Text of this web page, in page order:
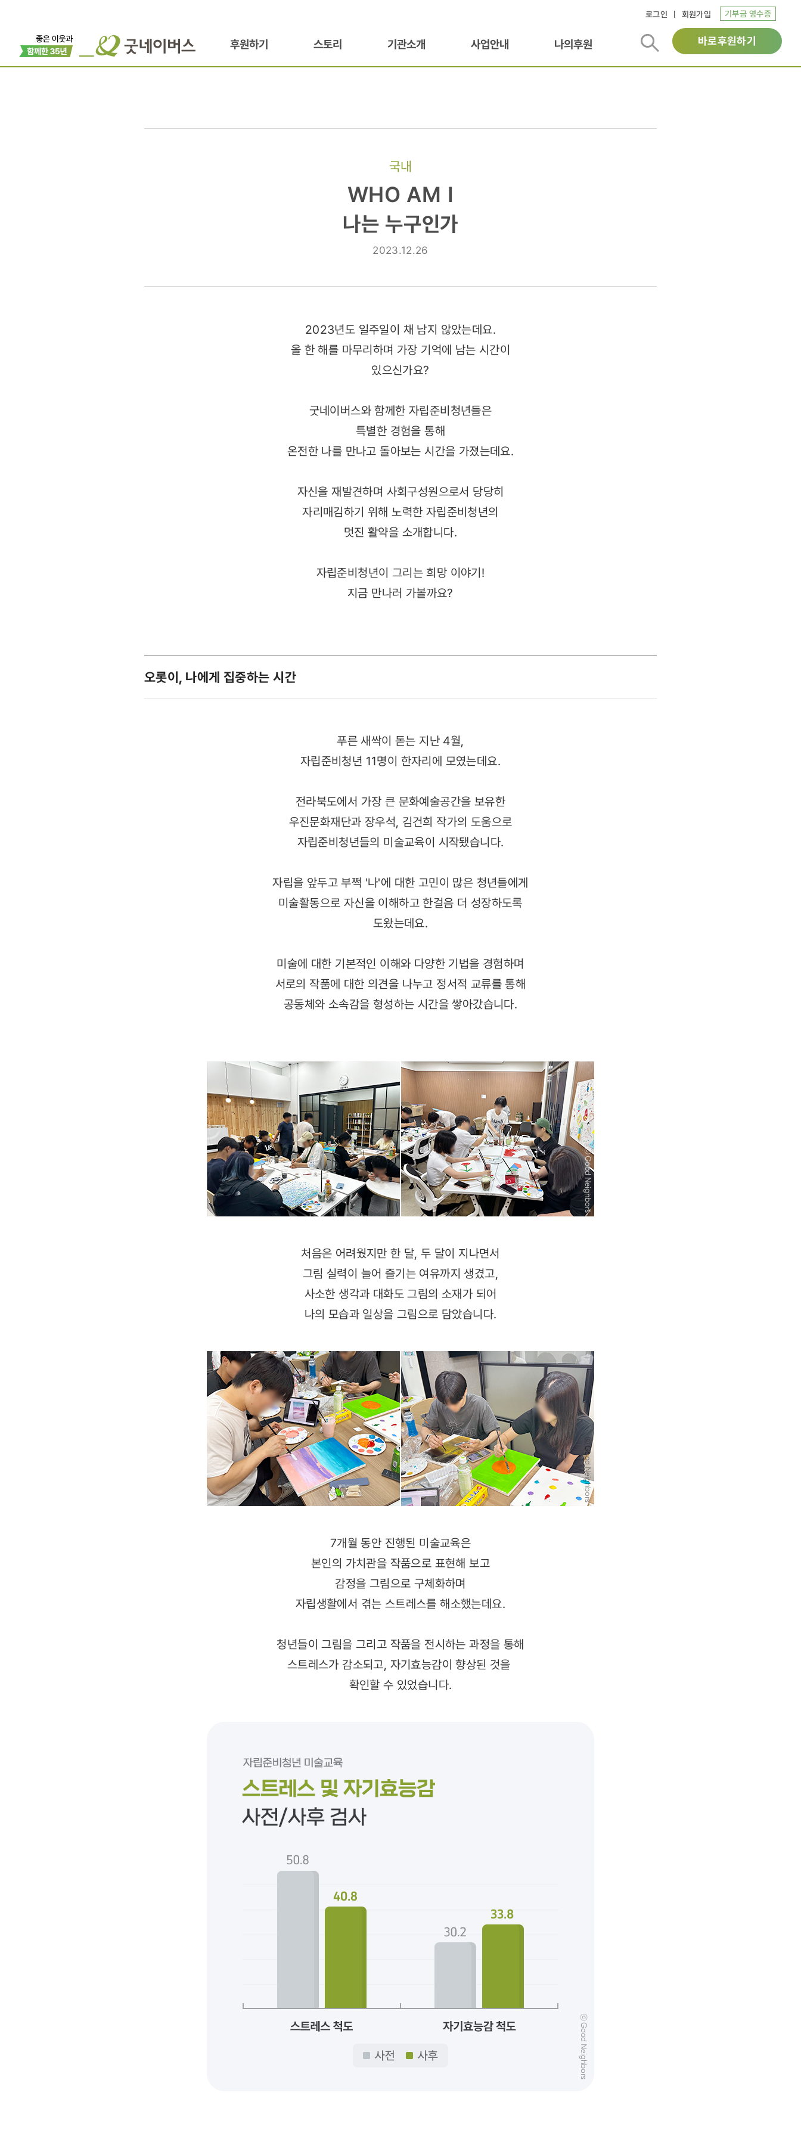
로그인 회원가입 기부금 영수증
후원하기 스토리 기관소개 사업안내 나의후원 바로후원하기
국내
나는
WHO AM I
나는 누구인가
2023.12.26
2023년도 일주일이 채 남지 않았는데요.
올 한 해를 마무리하며 가장 기억에 남는 시간이
있으신가요?
굿네이버스와 함께한 자립준비청년들은
특별한 경험을 통해
온전한 나를 만나고 돌아보는 시간을 가졌는데요.
자신을 재발견하며 사회구성원으로서 당당히
자리매김하기 위해 노력한 자립준비청년의
멋진 활약을 소개합니다.
자립준비청년이 그리는 희망 이야기!
지금 만나러 가볼까요?
오롯이, 나에게 집중하는 시간
푸른 새싹이 돋는 지난 4월,
자립준비청년 11명이 한자리에 모였는데요.
전라북도에서 가장 큰 문화예술공간을 보유한
우진문화재단과 장우석, 김건희 작가의 도움으로
자립준비청년들의 미술교육이 시작됐습니다.
자립을 앞두고 부쩍 '나'에 대한 고민이 많은 청년들에게
미술활동으로 자신을 이해하고 한걸음 더 성장하도록
도왔는데요.
미술에 대한 기본적인 이해와 다양한 기법을 경험하며
서로의 작품에 대한 의견을 나누고 정서적 교류를 통해
공동체와 소속감을 형성하는 시간을 쌓아갔습니다.
처음은 어려웠지만 한 달, 두 달이 지나면서
그림 실력이 늘어 즐기는 여유까지 생겼고,
사소한 생각과 대화도 그림의 소재가 되어
나의 모습과 일상을 그림으로 담았습니다.
7개월 동안 진행된 미술교육은
본인의 가치관을 작품으로 표현해 보고
감정을 그림으로 구체화하며
자립생활에서 겪는 스트레스를 해소했는데요.
청년들이 그림을 그리고 작품을 전시하는 과정을 통해
스트레스가 감소되고, 자기효능감이 향상된 것을
확인할 수 있었습니다.